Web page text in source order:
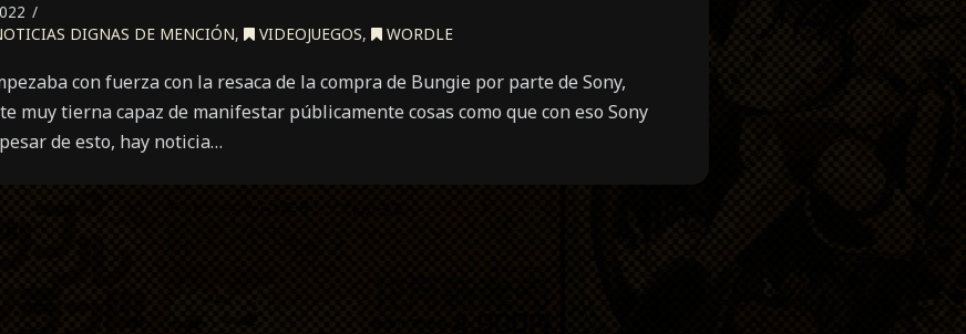
DIGNAS DE MENCIÓN, VIDEOJUEGOS, WORDLE
con fuerza con la resaca de la compra de Bungie por parte de Sony,
muy tierna capaz de manifestar públicamente cosas como que con eso Sony
de esto, hay noticia…